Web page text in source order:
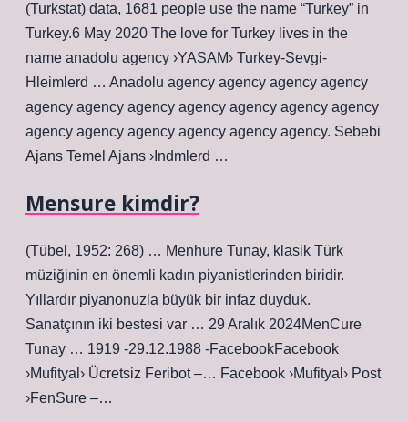
(Turkstat) data, 1681 people use the name “Turkey” in
Turkey.6 May 2020 The love for Turkey lives in the
name anadolu agency ›YASAM› Turkey-Sevgi-
Hleimlerd … Anadolu agency agency agency agency
agency agency agency agency agency agency agency
agency agency agency agency agency agency. Sebebi
Ajans Temel Ajans ›Indmlerd …
Mensure kimdir?
(Tübel, 1952: 268) … Menhure Tunay, klasik Türk
müziğinin en önemli kadın piyanistlerinden biridir.
Yıllardır piyanonuzla büyük bir infaz duyduk.
Sanatçının iki bestesi var … 29 Aralık 2024MenCure
Tunay … 1919 -29.12.1988 -FacebookFacebook
›Mufityal› Ücretsiz Feribot –… Facebook ›Mufityal› Post
›FenSure –…